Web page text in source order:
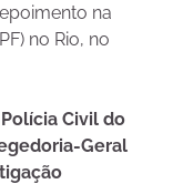
na
no Rio, no
Civil do
Geral